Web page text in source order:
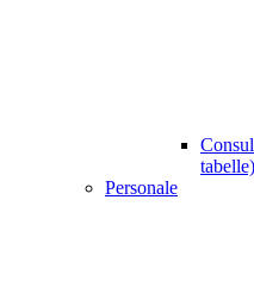
tabelle)
Personale